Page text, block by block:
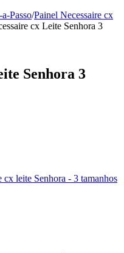
Passo/Painel Necessaire cx
cx Leite Senhora 3
Senhora 3
cx leite Senhora - 3 tamanhos